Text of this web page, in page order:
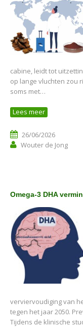
cabine, leidt tot
op lange vluchten zou
soms met…
Lees meer
26/06/2026
Wouter de Jong
Omega-3 DHA
verviervoudiging van
tegen het jaar 2050.
Tijdens de klinische